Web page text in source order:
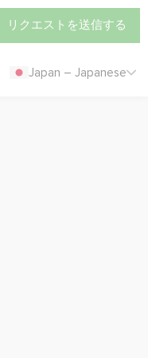
リクエストを送信する
Japan – Japanese